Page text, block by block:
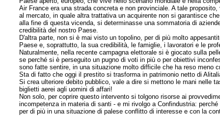
Air France era una strada concreta e non provinciale. A tale
al mercato, in quale altra trattativa un acquirente non si garantisce
alla fine di questa vicenda, si determinasse una sommatoria di
credibilità del nostro Paese.
D'altra parte, non si è mai visto un topolino, per di più molto
Paese e, soprattutto, la sua credibilità, le famiglie, i lavoratori e le
Naturalmente, nella recente campagna elettorale si è giocato sulla
se perché si è perseguito un pugno di voti in più o per obiettivi
sono fatte sentire, in una situazione molto difficile che ha reso meno
Sta di fatto che oggi il prestito si trasforma in patrimonio netto di
Si crea ulteriore debito pubblico, vale a dire si mettono le mani nelle
biglietti aerei agli uomini di affari!
Non solo, per coprire questo intervento si tolgono risorse ai
incompetenza in materia di santi - e mi rivolgo a Confindustria:
per di più in una situazione di palese conflitto di interesse e con la